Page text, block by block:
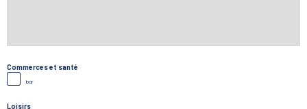
Commerces et santé
bar
Loisirs